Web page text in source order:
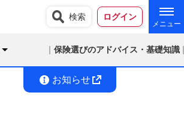
検索 ログイン
保険選びのアドバイス・基礎知識
お知らせ